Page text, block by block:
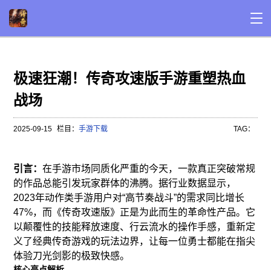
极速狂潮！传奇攻速版手游重塑热血
战场
2025-09-15 栏目：手游下载 TAG：
引言：在手游市场同质化严重的今天，一款真正突破常规
的作品总能引发玩家群体的沸腾。据行业数据显示，
2023年动作类手游用户对“高节奏战斗”的需求同比增长
47%，而《传奇攻速版》正是为此而生的革命性产品。它
以颠覆性的技能释放速度、行云流水的操作手感，重新定
义了经典传奇游戏的玩法边界，让每一位勇士都能在指尖
体验刀光剑影的极致快感。